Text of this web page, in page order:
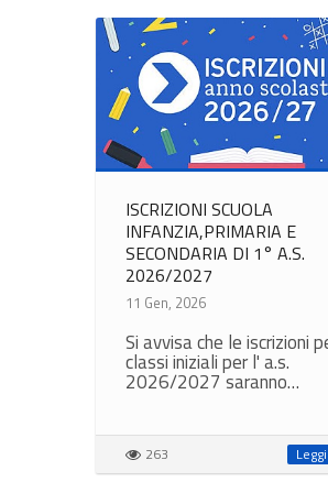
ISCRIZIONI SCUOLA
INFANZIA,PRIMARIA E
SECONDARIA DI 1° A.S.
2026/2027
11 Gen, 2026
Si avvisa che le iscrizioni
classi iniziali per l' a.s.
2026/2027 saranno…
263